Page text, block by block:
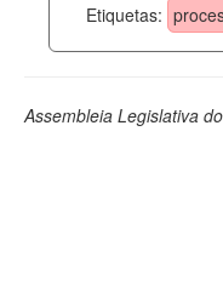
Etiquetas:
Assembleia Legislativa